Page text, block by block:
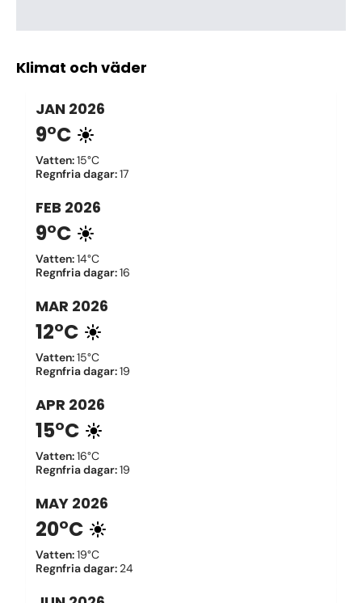
Klimat och väder
JAN 2026
9°C
Vatten:15°C
Regnfria dagar:17
FEB 2026
9°C
Vatten:14°C
Regnfria dagar:16
MAR 2026
12°C
Vatten:15°C
Regnfria dagar:19
APR 2026
15°C
Vatten:16°C
Regnfria dagar:19
MAY 2026
20°C
Vatten:19°C
Regnfria dagar: 24